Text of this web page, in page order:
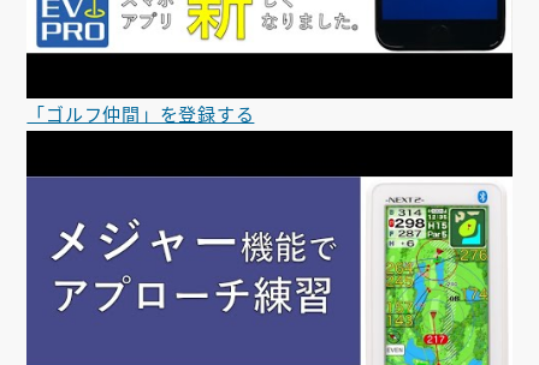
「ゴルフ仲間」を登録する